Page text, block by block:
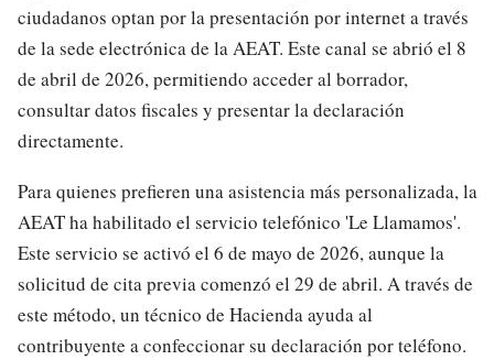
ciudadanos optan por la presentación por internet a través
de la sede electrónica de la AEAT. Este canal se abrió el 8
de abril de 2026, permitiendo acceder al borrador,
consultar datos fiscales y presentar la declaración
directamente.
Para quienes prefieren una asistencia más personalizada, la
AEAT ha habilitado el servicio telefónico 'Le Llamamos'.
Este servicio se activó el 6 de mayo de 2026, aunque la
solicitud de cita previa comenzó el 29 de abril. A través de
este método, un técnico de Hacienda ayuda al
contribuyente a confeccionar su declaración por teléfono.